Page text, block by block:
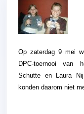
Op zaterdag 9 mei
DPC-toernooi van
Schutte en Laura
konden daarom niet